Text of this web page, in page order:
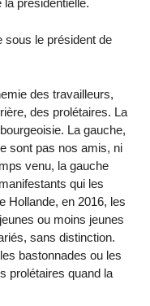
présidentielle.
sous le président de
des travailleurs,
des prolétaires. La
La gauche,
sont pas nos amis, ni
venu, la gauche
qui les
Hollande, en 2016, les
ou moins jeunes
sans distinction.
bastonnades ou les
prolétaires quand la